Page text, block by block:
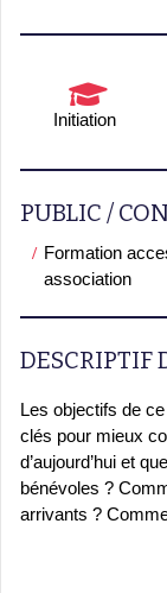
Initiation
PUBLIC /
Formation
association
DESCRIPTIF
Les objectifs de
clés pour mieux
d’aujourd’hui et
bénévoles ?
arrivants ?